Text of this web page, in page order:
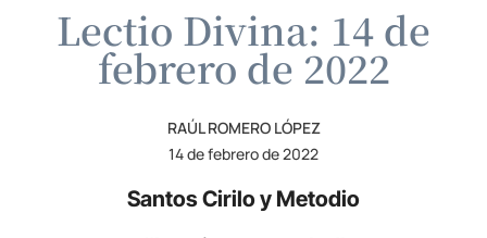
Lectio Divina: 14 de
febrero de 2022
RAÚL ROMERO LÓPEZ
14 de febrero de 2022
Santos Cirilo y Metodio